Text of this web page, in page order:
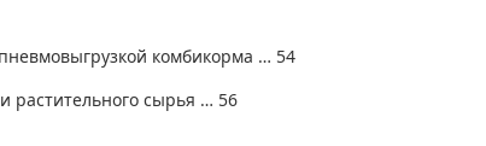
комбикорма … 54
растительного сырья … 56